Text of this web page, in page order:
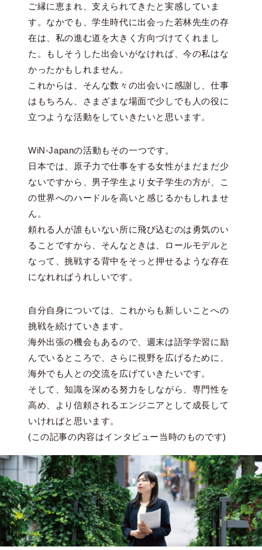
ご縁に恵まれ、支えられてきたと実感していま
す。なかでも、学生時代に出会った若林先生の存
在は、私の進む道を大きく方向づけてくれまし
た。もしそうした出会いがなければ、今の私はな
かったかもしれません。
これからは、そんな数々の出会いに感謝し、仕事
はもちろん、さまざまな場面で少しでも人の役に
立つような活動をしていきたいと思います。
WiN-Japanの活動もその一つです。
日本では、原子力で仕事をする女性がまだまだ少
ないですから、男子学生より女子学生の方が、こ
の世界へのハードルを高いと感じるかもしれませ
ん。
頼れる人が誰もいない所に飛び込むのは勇気のい
ることですから、そんなときは、ロールモデルと
なって、挑戦する背中をそっと押せるような存在
になれればうれしいです。
自分自身については、これからも新しいことへの
挑戦を続けていきます。
海外出張の機会もあるので、週末は語学学習に励
んでいるところで、さらに視野を広げるために、
海外でも人との交流を広げていきたいです。
そして、知識を深める努力をしながら、専門性を
高め、より信頼されるエンジニアとして成長して
いければと思います。
(この記事の内容はインタビュー当時のものです)